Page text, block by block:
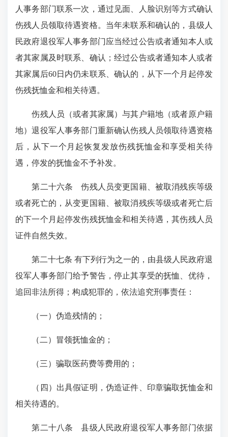
人事务部门联系一次，通过见面、人脸识别等方式确认
伤残人员领取待遇资格。当年未联系和确认的，县级人
民政府退役军人事务部门应当经过公告或者通知本人或
者其家属及时联系、确认；经过公告或者通知本人或者
其家属后60日内仍未联系、确认的，从下一个月起停发
伤残抚恤金和相关待遇。
伤残人员（或者其家属）与其户籍地（或者原户籍
地）退役军人事务部门重新确认伤残人员领取待遇资格
后，从下一个月起恢复发放伤残抚恤金和享受相关待
遇，停发的抚恤金不予补发。
第二十六条 伤残人员变更国籍、被取消残疾等级
或者死亡的，从变更国籍、被取消残疾等级或者死亡后
的下一个月起停发伤残抚恤金和相关待遇，其伤残人员
证件自然失效。
第二十七条 有下列行为之一的，由县级人民政府退
役军人事务部门给予警告，停止其享受的抚恤、优待，
追回非法所得；构成犯罪的，依法追究刑事责任：
（一）伪造残情的；
（二）冒领抚恤金的；
（三）骗取医药费等费用的；
（四）出具假证明，伪造证件、印章骗取抚恤金和
相关待遇的。
第二十八条 县级人民政府退役军人事务部门依据